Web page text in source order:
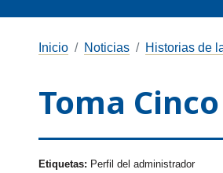
Inicio Noticias Historias de
Toma
Etiquetas: Perfil del administrador